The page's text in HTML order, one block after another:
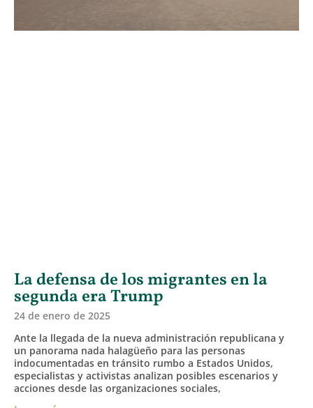
La defensa de los migrantes en la
segunda era Trump
24 de enero de 2025
Ante la llegada de la nueva administración republicana y
un panorama nada halagüeño para las personas
indocumentadas en tránsito rumbo a Estados Unidos,
especialistas y activistas analizan posibles escenarios y
acciones desde las organizaciones sociales,